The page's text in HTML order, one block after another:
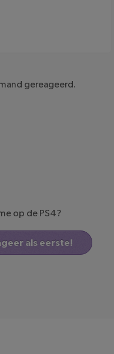
gereageerd.
op de PS4?
als eerste!